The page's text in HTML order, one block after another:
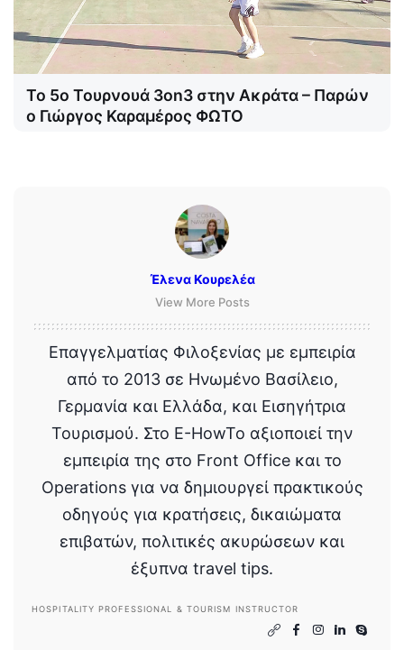
Το 5ο Τουρνουά 3on3 στην Ακράτα – Παρών
ο Γιώργος Καραμέρος ΦΩΤΟ
Έλενα Κουρελέα
View More Posts
Επαγγελματίας Φιλοξενίας με εμπειρία
από το 2013 σε Ηνωμένο Βασίλειο,
Γερμανία και Ελλάδα, και Εισηγήτρια
Τουρισμού. Στο E-HowTo αξιοποιεί την
εμπειρία της στο Front Office και το
Operations για να δημιουργεί πρακτικούς
οδηγούς για κρατήσεις, δικαιώματα
επιβατών, πολιτικές ακυρώσεων και
έξυπνα travel tips.
HOSPITALITY PROFESSIONAL & TOURISM INSTRUCTOR